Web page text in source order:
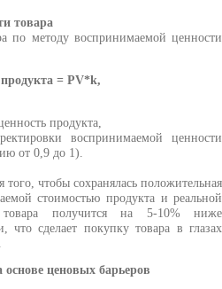
товара
по методу воспринимаемой ценности
= PV*k,
продукта,
воспринимаемой ценности
от 0,9 до 1).
чтобы сохранялась положительная
стоимостью продукта и реальной
получится на 5-10% ниже
что сделает покупку товара в глазах
ценовых барьеров